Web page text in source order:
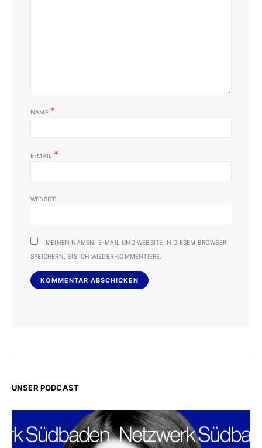
NAME *
E-MAIL *
WEBSITE
MEINEN NAMEN, E-MAIL UND WEBSITE IN DIESEM BROWSER
SPEICHERN, BIS ICH WIEDER KOMMENTIERE.
UNSER PODCAST